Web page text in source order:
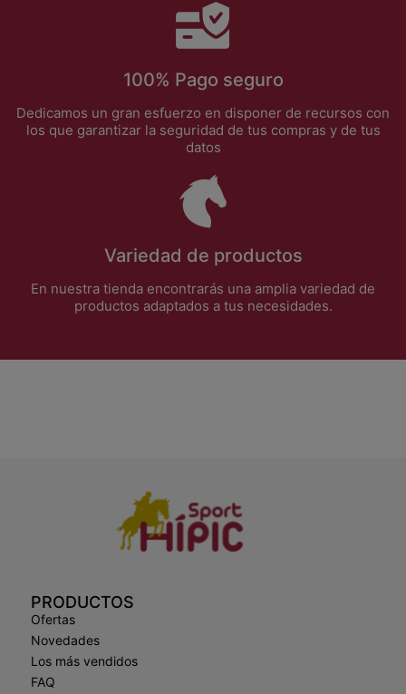
100% Pago seguro
Dedicamos un gran esfuerzo en disponer de recursos con
los que garantizar la seguridad de tus compras y de tus
datos
Variedad de productos
En nuestra tienda encontrarás una amplia variedad de
productos adaptados a tus necesidades.
PRODUCTOS
Ofertas
Novedades
Los más vendidos
FAQ